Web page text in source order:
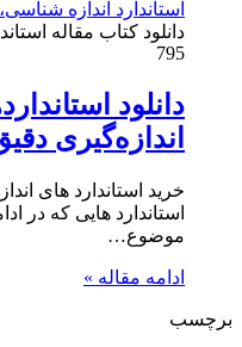
دانلود کتاب مقاله
795
دانلود
اندازه‌گیری
خرید استاندارد های
استاندارد هایی که در
موضوع…
ادامه مقاله »
برچسب